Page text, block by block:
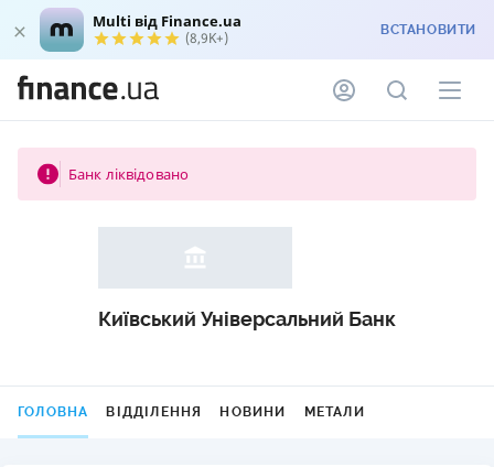
Multi від Finance.ua
(8,9K+) ВСТАНОВИТИ
Банк ліквідовано
Київський Універсальний Банк
ГОЛОВНА ВІДДІЛЕННЯ НОВИНИ МЕТАЛИ